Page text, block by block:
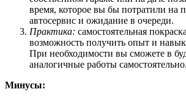
время, которое вы бы потратили на
автосервис и ожидание в очереди.
Практика: самостоятельная
возможность получить опыт и
При необходимости вы сможете в
аналогичные работы самостоятельно.
Минусы: